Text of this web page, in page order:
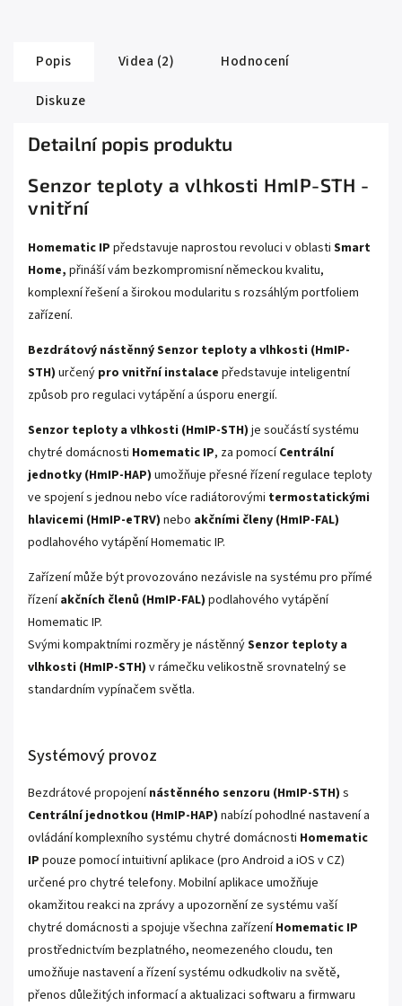
Popis Videa (2)
Hodnocení
Diskuze
Detailní popis produktu
Senzor teploty a vlhkosti HmIP-STH -
vnitřní
Homematic IP představuje naprostou revoluci v oblasti Smart
Home, přináší vám bezkompromisní německou kvalitu,
komplexní řešení a širokou modularitu s rozsáhlým portfoliem
zařízení.
Bezdrátový nástěnný Senzor teploty a vlhkosti (HmIP-
STH) určený pro vnitřní instalace představuje inteligentní
způsob pro regulaci vytápění a úsporu energií.
Senzor teploty a vlhkosti (HmIP-STH) je součástí systému
chytré domácnosti Homematic IP, za pomocíCentrální
jednotky (HmIP-HAP) umožňuje přesné řízení regulace teploty
ve spojení s jednou nebo více radiátorovými termostatickými
hlavicemi (HmIP-eTRV) nebo akčními členy (HmIP-FAL)
podlahového vytápění Homematic IP.
Zařízení může být provozováno nezávisle na systému pro přímé
řízeníakčních členů (HmIP-FAL) podlahového vytápění
Homematic IP.
Svými kompaktními rozměry je nástěnnýSenzor teploty a
vlhkosti (HmIP-STH) v rámečku velikostně srovnatelný se
standardním vypínačem světla.
Systémový provoz
Bezdrátové propojenínástěnného senzoru (HmIP-STH) s
Centrální jednotkou (HmIP-HAP) nabízí pohodlné nastavení a
ovládání komplexního systému chytré domácnosti Homematic
IP pouze pomocí intuitivní aplikace (pro Android a iOS v CZ)
určené pro chytré telefony. Mobilní aplikace umožňuje
okamžitou reakci na zprávy a upozornění ze systému vaší
chytré domácnosti a spojuje všechna zařízeníHomematic IP
prostřednictvím bezplatného, neomezeného cloudu, ten
umožňuje nastavení a řízení systému odkudkoliv na světě,
přenos důležitých informací a aktualizaci softwaru a firmwaru